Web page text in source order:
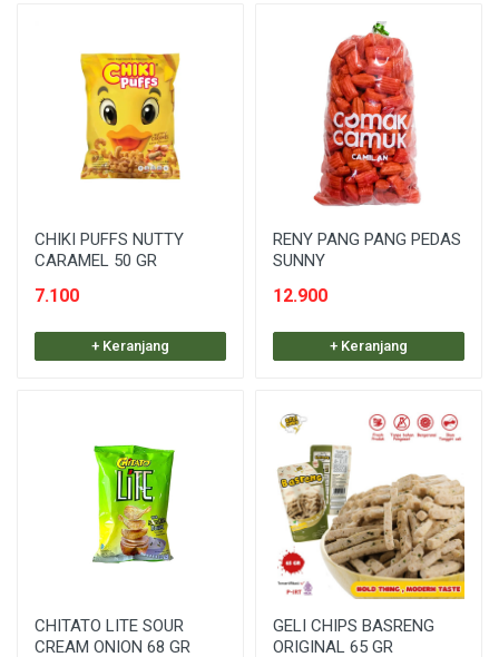
CHIKI PUFFS NUTTY
CARAMEL 50 GR
7.100
+ Keranjang
RENY PANG PANG PEDAS
SUNNY
12.900
+ Keranjang
CHITATO LITE SOUR
CREAM ONION 68 GR
GELI CHIPS BASRENG
ORIGINAL 65 GR